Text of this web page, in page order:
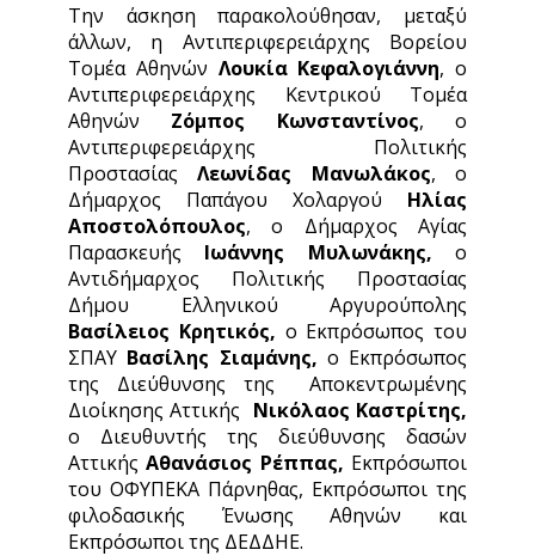
Την άσκηση παρακολούθησαν, μεταξύ
άλλων, η Αντιπεριφερειάρχης Βορείου
Τομέα Αθηνών Λουκία Κεφαλογιάννη, ο
Αντιπεριφερειάρχης Κεντρικού Τομέα
Αθηνών Ζόμπος Κωνσταντίνος, ο
Αντιπεριφερειάρχης Πολιτικής
ΠροστασίαςΛεωνίδας Μανωλάκος, ο
Δήμαρχος Παπάγου Χολαργού Ηλίας
Αποστολόπουλος, ο Δήμαρχος Αγίας
Παρασκευής Ιωάννης Μυλωνάκης,ο
Αντιδήμαρχος Πολιτικής Προστασίας
Δήμου Ελληνικού Αργυρούπολης
Βασίλειος Κρητικός, ο Εκπρόσωπος του
ΣΠΑΥ Βασίλης Σιαμάνης, ο Εκπρόσωπος
της Διεύθυνσης της Αποκεντρωμένης
Διοίκησης Αττικής Νικόλαος Καστρίτης,
ο Διευθυντής της διεύθυνσης δασών
ΑττικήςΑθανάσιος Ρέππας, Εκπρόσωποι
του ΟΦΥΠΕΚΑ Πάρνηθας, Εκπρόσωποι της
φιλοδασικής Ένωσης Αθηνών και
Εκπρόσωποι της ΔΕΔΔΗΕ.